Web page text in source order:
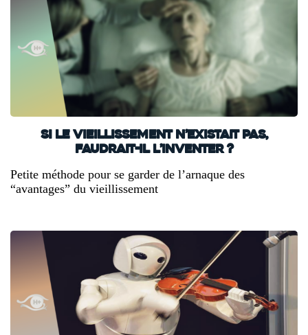
Si le vieillissement n’existait pas,
faudrait-il l’inventer ?
Petite méthode pour se garder de l’arnaque des
“avantages” du vieillissement